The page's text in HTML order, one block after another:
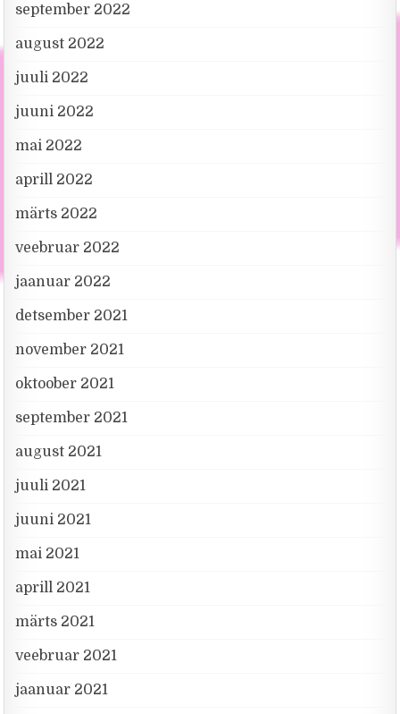
september 2022
august 2022
juuli 2022
juuni 2022
mai 2022
aprill 2022
märts 2022
veebruar 2022
jaanuar 2022
detsember 2021
november 2021
oktoober 2021
september 2021
august 2021
juuli 2021
juuni 2021
mai 2021
aprill 2021
märts 2021
veebruar 2021
jaanuar 2021